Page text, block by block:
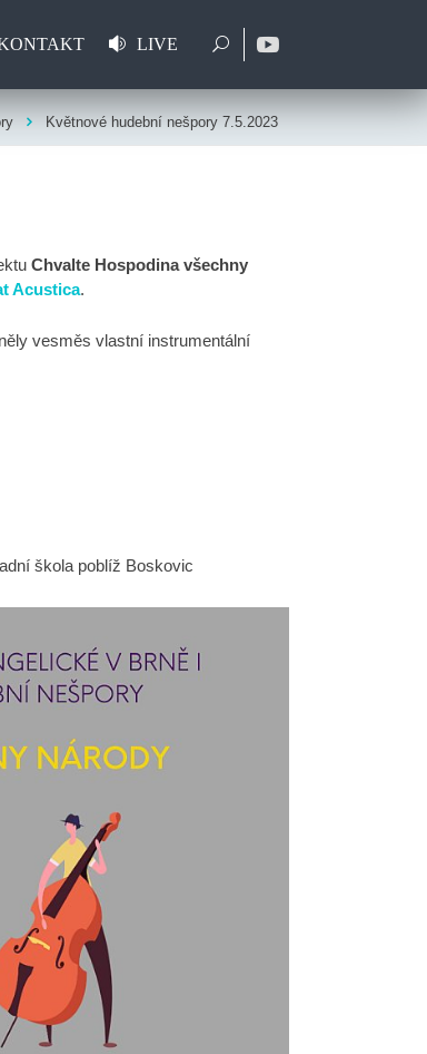
LIVE
Květnové hudební nešpory 7.5.2023
Chvalte Hospodina všechny
Acustica.
vesměs vlastní instrumentální
škola poblíž Boskovic